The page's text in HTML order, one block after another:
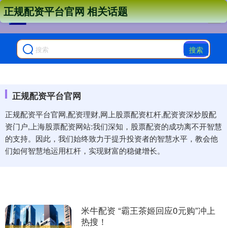
搜索
正规配资平台官网
正规配资平台官网,配资理财,网上股票配资杠杆,配资资深炒股配
资门户,上海股票配资网站:我们深知，股票配资的成功离不开智慧
的支持。因此，我们始终致力于提升投资者的智慧水平，教会他
们如何智慧地运用杠杆，实现财富的稳健增长。
正规配资平台官网 相关话题
米牛配资 “霸王茶姬回应0元购”冲上
热搜！